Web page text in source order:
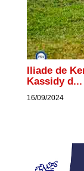
Iliade de
Kassidy d...
16/09/2024